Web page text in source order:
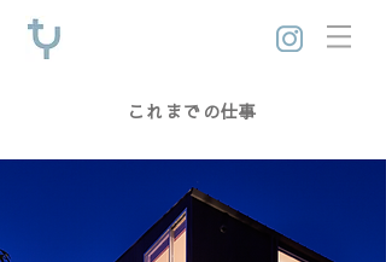
これまでの仕事